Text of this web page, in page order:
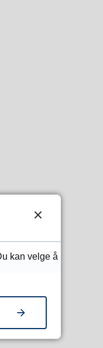
kan velge å